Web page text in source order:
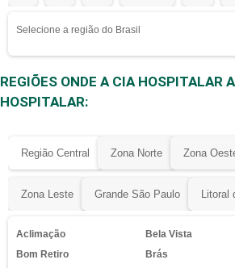
Selecione a região do Brasil
REGIÕES ONDE A CIA HOSPITALAR
HOSPITALAR:
Região Central Zona Norte Zona
Zona Leste Grande São Paulo Litoral
Aclimação
Bela Vista
Bom Retiro
Brás